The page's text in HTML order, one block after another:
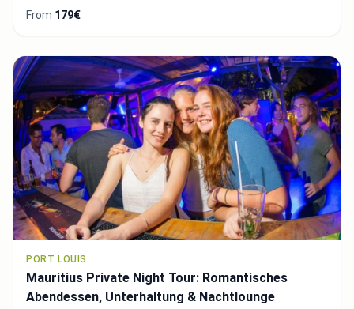
From 179€
PORT LOUIS
Mauritius Private Night Tour: Romantisches
Abendessen, Unterhaltung & Nachtlounge